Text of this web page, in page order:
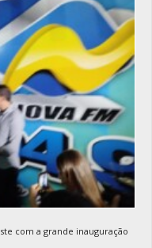
com a grande inauguração